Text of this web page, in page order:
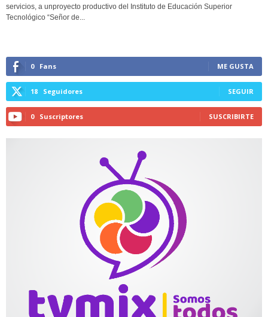
servicios, a unproyecto productivo del Instituto de Educación Superior
Tecnológico “Señor de...
0 Fans ME GUSTA
18 Seguidores SEGUIR
0 Suscriptores SUSCRIBIRTE